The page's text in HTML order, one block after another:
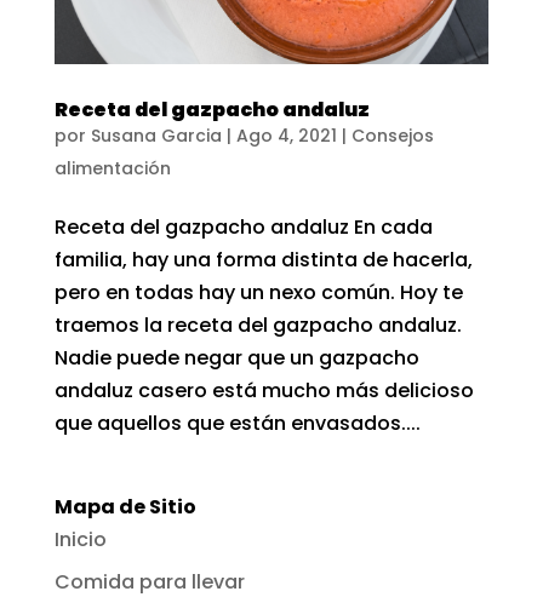
Receta del gazpacho andaluz
por Susana Garcia | Ago 4, 2021 | Consejos
alimentación
Receta del gazpacho andaluz En cada
familia, hay una forma distinta de hacerla,
pero en todas hay un nexo común. Hoy te
traemos la receta del gazpacho andaluz.
Nadie puede negar que un gazpacho
andaluz casero está mucho más delicioso
que aquellos que están envasados....
Mapa de Sitio
Inicio
Comida para llevar